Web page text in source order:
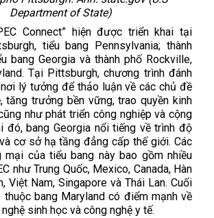
Department of State)
Connect” hiện được triển khai tại
tiểu bang Pennsylvania; thành
bang Georgia và thành phố Rockville,
Tại Pittsburgh, chương trình đánh
lý tưởng để thảo luận về các chủ đề
tăng trưởng bền vững, trao quyền kinh
như phát triển công nghiệp và cộng
đó, bang Georgia nổi tiếng về trình độ
cơ sở hạ tầng đẳng cấp thế giới. Các
của tiểu bang này bao gồm nhiều
như Trung Quốc, Mexico, Canada, Hàn
Việt Nam, Singapore và Thái Lan. Cuối
thuộc bang Maryland có điểm mạnh về
sinh học và công nghệ y tế.